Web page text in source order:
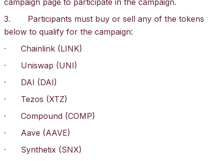
campaign page to participate in the campaign.
3. Participants must buy or sell any of the tokens
below to qualify for the campaign:
· Chainlink (LINK)
· Uniswap (UNI)
· DAI (DAI)
· Tezos (XTZ)
· Compound (COMP)
· Aave (AAVE)
· Synthetix (SNX)